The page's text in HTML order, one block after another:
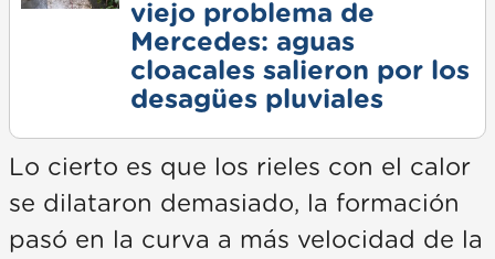
viejo problema de
Mercedes: aguas
cloacales salieron por los
desagües pluviales
Lo cierto es que los rieles con el calor
se dilataron demasiado, la formación
pasó en la curva a más velocidad de la